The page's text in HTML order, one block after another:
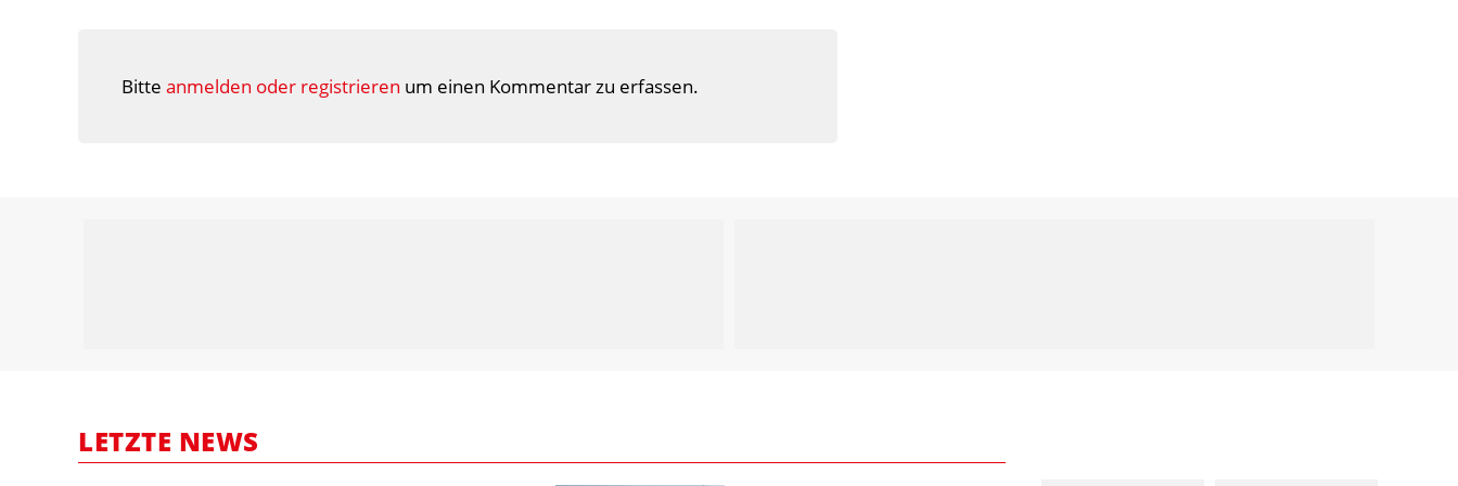
Bitte anmelden oder registrieren um einen Kommentar zu erfassen.
LETZTE NEWS